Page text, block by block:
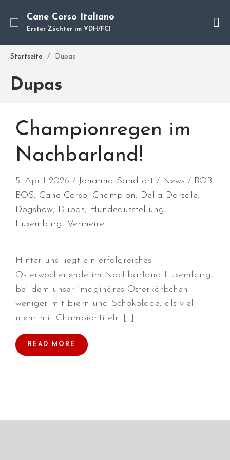
Über mich
Hundevermittlung
Kontakt
in Hallbergmoos (D)!
Voller Erfolg in Arnhem (NL)!
Zino Della Dorsale sucht ein
Cane Corso Italiano
Erster Züchter im VDH/FCI
Startseite / Dupas
Dupas
Championregen im
Nachbarland!
5. April 2026 Johanna Sandfort News BOB,
BOS, Cane Corso, Champion, Della Dorsale,
Dogshow, Dupas, Hundeausstellung,
Luxemburg, Vermeire
Hinter uns liegt ein erfolgreiches
Osterwochenende im Nachbarland Luxemburg,
bei dem unser imaginäres Osterkörbchen
weniger mit Eiern und Schokolade, als viel
mehr mit Championtiteln […]
READ MORE